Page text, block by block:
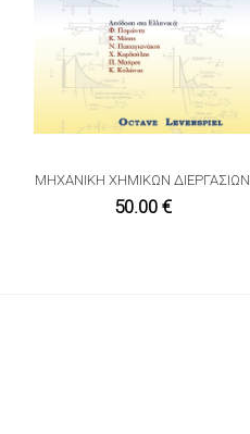
ΜΗΧΑΝΙΚΉ ΧΗΜΙΚΏΝ ΔΙΕΡΓΑΣΙΏΝ
50.00 €